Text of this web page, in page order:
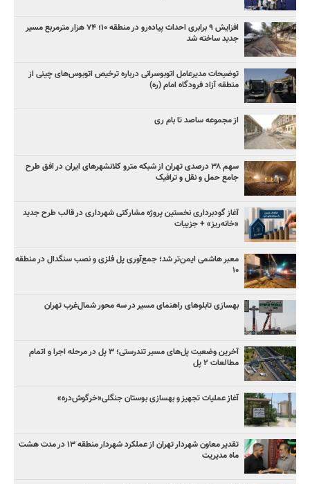
افزایش ۹ برابری احداث پیاده‌رو در منطقه ۱۰؛ ۷۴ هزار مترمربع مسیر
جدید ساخته شد
توضیحات مدیرعامل اتوبوسرانی درباره ترخیص اتوبوس‌های چینی از
منطقه آزاد فرودگاه امام (ره)
از مجموعه ساصد تا بام ری
سهم ۳۸ درصدی تهران از شبکه مترو کلانشهرهای ایران در افق طرح
جامع حمل و نقل و ترافیک
آغاز گودبرداری نخستین پروژه مشارکتی شهرداری در قالب طرح جدید
«خانه‌ریز» + جزییات
معبر هاشمی ایمن‌تر شد؛ جمع‌آوری پل فلزی و نصب سنگدال در منطقه
۱۰
بهسازی تابلوهای راهنمای مسیر در سه محور شمال‌غرب تهران
آخرین وضعیت پل‌های مسیر تندرستی؛ ۳ پل در مرحله اجرا و اتمام
مطالعات ۲ پل
آغاز عملیات تجهیز و بهسازی بوستان جنگلی«خرگوش‌دره»
تقدیر معاون شهردار تهران از عملکرد شهردار منطقه ۱۳ در مدت هشت
ماه مدیریت